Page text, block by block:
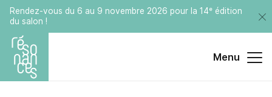
Rendez-vous du 6 au 9 novembre 2026 pour la 14ᵉ édition
du salon !
Menu